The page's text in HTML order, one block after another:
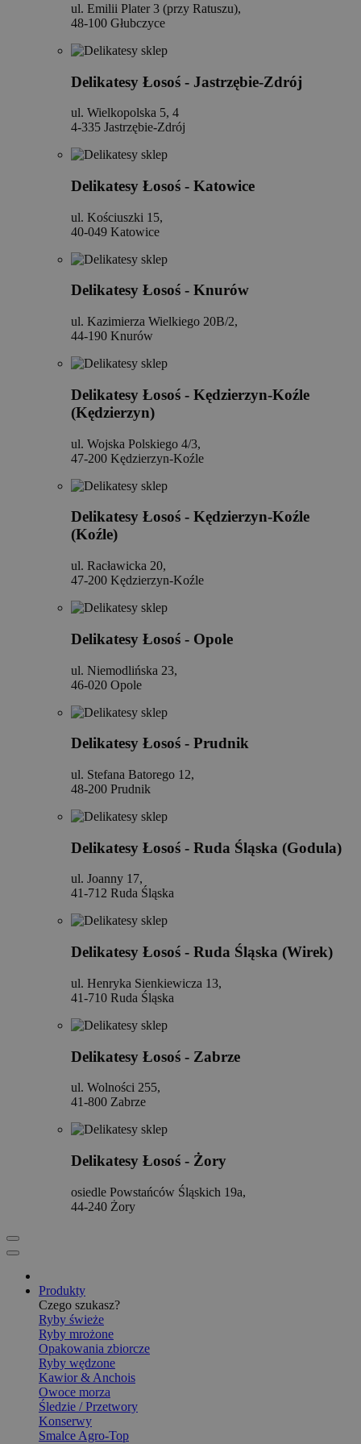
ul. Emilii Plater 3 (przy Ratuszu),
48-100 Głubczyce
Delikatesy Łosoś - Jastrzębie-Zdrój
ul. Wielkopolska 5, 4
4-335 Jastrzębie-Zdrój
Delikatesy Łosoś - Katowice
ul. Kościuszki 15,
40-049 Katowice
Delikatesy Łosoś - Knurów
ul. Kazimierza Wielkiego 20B/2,
44-190 Knurów
Delikatesy Łosoś - Kędzierzyn-Koźle
(Kędzierzyn)
ul. Wojska Polskiego 4/3,
47-200 Kędzierzyn-Koźle
Delikatesy Łosoś - Kędzierzyn-Koźle
(Koźle)
ul. Racławicka 20,
47-200 Kędzierzyn-Koźle
Delikatesy Łosoś - Opole
ul. Niemodlińska 23,
46-020 Opole
Delikatesy Łosoś - Prudnik
ul. Stefana Batorego 12,
48-200 Prudnik
Delikatesy Łosoś - Ruda Śląska (Godula)
ul. Joanny 17,
41-712 Ruda Śląska
Delikatesy Łosoś - Ruda Śląska (Wirek)
ul. Henryka Sienkiewicza 13,
41-710 Ruda Śląska
Delikatesy Łosoś - Zabrze
ul. Wolności 255,
41-800 Zabrze
Delikatesy Łosoś - Żory
osiedle Powstańców Śląskich 19a,
44-240 Żory
Produkty
Czego szukasz?
Ryby świeże
Ryby mrożone
Opakowania zbiorcze
Ryby wędzone
Kawior & Anchois
Owoce morza
Śledzie / Przetwory
Konserwy
Smalce Agro-Top